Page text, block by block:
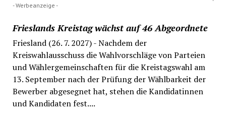
- Werbeanzeige -
Frieslands Kreistag wächst auf 46 Abgeordnete
Friesland (26. 7. 2027) - Nachdem der
Kreiswahlausschuss die Wahlvorschläge von Parteien
und Wählergemeinschaften für die Kreistagswahl am
13. September nach der Prüfung der Wählbarkeit der
Bewerber abgesegnet hat, stehen die Kandidatinnen
und Kandidaten fest....